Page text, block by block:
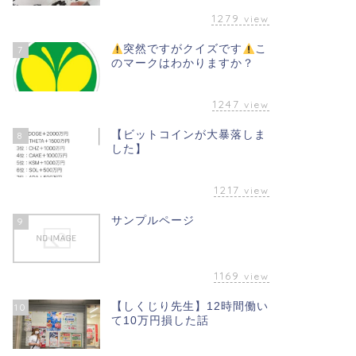
1279 view
7 突然ですがクイズです
こ
のマークはわかりますか？
1247 view
8
【ビットコインが大暴落しま
した】
1217 view
9 サンプルページ
1169 view
10
【しくじり先生】12時間働い
て10万円損した話